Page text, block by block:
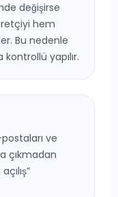
değişirse
hem
Bu nedenle
yapılır.
ve
çıkmadan